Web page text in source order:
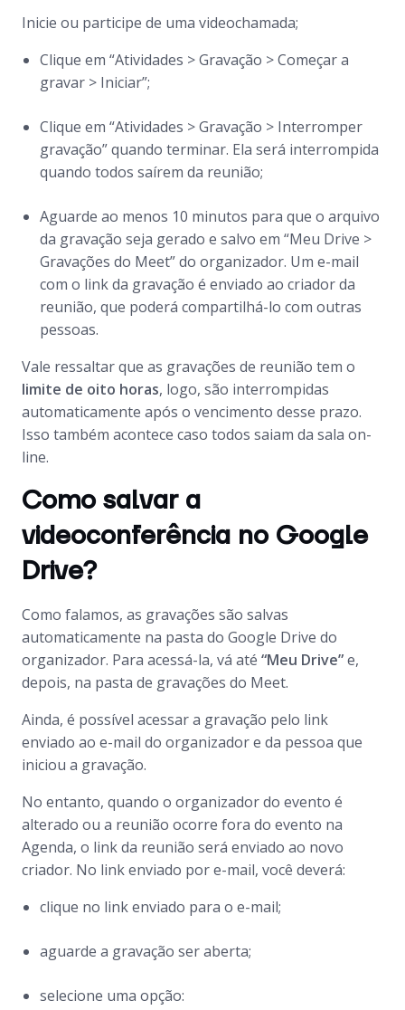
Inicie ou participe de uma videochamada;
Clique em “Atividades > Gravação > Começar a
gravar > Iniciar”;
Clique em “Atividades > Gravação > Interromper
gravação” quando terminar. Ela será interrompida
quando todos saírem da reunião;
Aguarde ao menos 10 minutos para que o arquivo
da gravação seja gerado e salvo em “Meu Drive >
Gravações do Meet” do organizador. Um e-mail
com o link da gravação é enviado ao criador da
reunião, que poderá compartilhá-lo com outras
pessoas.
Vale ressaltar que as gravações de reunião tem o
limite de oito horas, logo, são interrompidas
automaticamente após o vencimento desse prazo.
Isso também acontece caso todos saiam da sala on-
line.
Como salvar a
videoconferência no Google
Drive?
Como falamos, as gravações são salvas
automaticamente na pasta do Google Drive do
organizador. Para acessá-la, vá até “Meu Drive”e,
depois, na pasta de gravações do Meet.
Ainda, é possível acessar a gravação pelo link
enviado ao e-mail do organizador e da pessoa que
iniciou a gravação.
No entanto, quando o organizador do evento é
alterado ou a reunião ocorre fora do evento na
Agenda, o link da reunião será enviado ao novo
criador. No link enviado por e-mail, você deverá:
clique no link enviado para o e-mail;
aguarde a gravação ser aberta;
selecione uma opção: